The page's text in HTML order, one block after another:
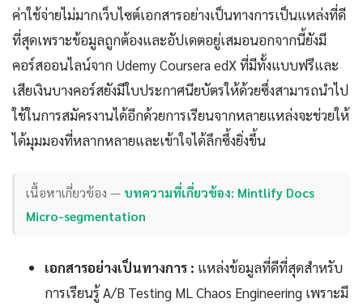
ค่าใช้จ่ายไม่มากเว็บไซต์เอกสารอย่างเป็นทางการเป็นแหล่งที่ดี
ที่สุดเพราะข้อมูลถูกต้องและอัปเดตอยู่เสมอนอกจากนี้ยังมี
คอร์สออนไลน์จาก Udemy Coursera edX ที่มีทั้งแบบฟรีและ
เสียเงินบางคอร์สยังมีใบประกาศนียบัตรให้ด้วยซึ่งสามารถนำไป
ใช้ในการสมัครงานได้อีกด้วยการเรียนจากหลายแหล่งจะช่วยให้
ได้มุมมองที่หลากหลายและเข้าใจได้ลึกซึ้งยิ่งขึ้น
เนื้อหาเกี่ยวข้อง — บทความที่เกี่ยวข้อง: Mintlify Docs
Micro-segmentation
เอกสารอย่างเป็นทางการ : แหล่งข้อมูลที่ดีที่สุดสำหรับ
การเรียนรู้ A/B Testing ML Chaos Engineering เพราะมี